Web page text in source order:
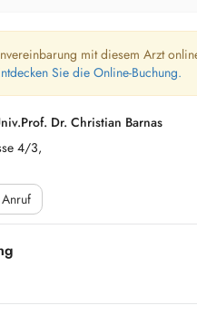
mit diesem Arzt
Sie die Online-Buchung.
Dr. Christian Barnas
4/3,